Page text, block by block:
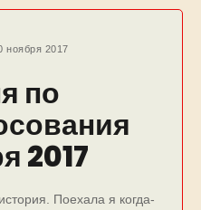
ноября 2017
по
2017
Поехала я когда-